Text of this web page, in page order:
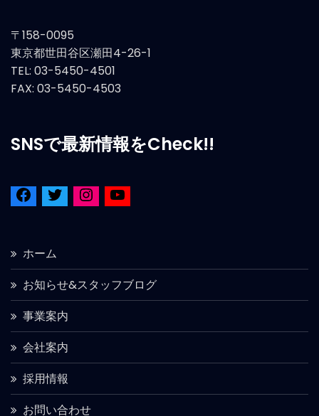
〒158-0095
東京都世田谷区瀬田4-26-1
TEL: 03-5450-4501
FAX: 03-5450-4503
SNSで最新情報をCheck!!
ホーム
お知らせ&スタッフブログ
事業案内
会社案内
採用情報
お問い合わせ